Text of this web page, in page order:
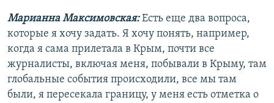
Марианна Максимовская:Есть еще два вопроса,
которые я хочу задать. Я хочу понять, например,
когда я сама прилетала в Крым, почти все
журналисты, включая меня, побывали в Крыму, там
глобальные события происходили, все мы там
были, я пересекала границу, у меня есть отметка о